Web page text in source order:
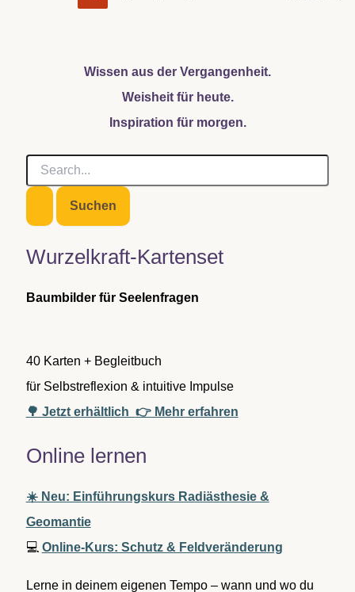
Wissen aus der Vergangenheit.
Weisheit für heute.
Inspiration für morgen.
S
c
e
n
h
Wurzelkraft-Kartenset
Baumbilder für Seelenfragen
40 Karten + Begleitbuch
für Selbstreflexion & intuitive Impulse
🌳 Jetzt erhältlich 👉 Mehr erfahren
Online lernen
☀️ Neu: Einführungskurs Radiästhesie &
Geomantie
💻 Online-Kurs: Schutz & Feldveränderung
Lerne in deinem eigenen Tempo – wann und wo du